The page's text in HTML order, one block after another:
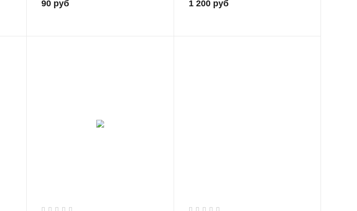
90 руб 1 200 руб